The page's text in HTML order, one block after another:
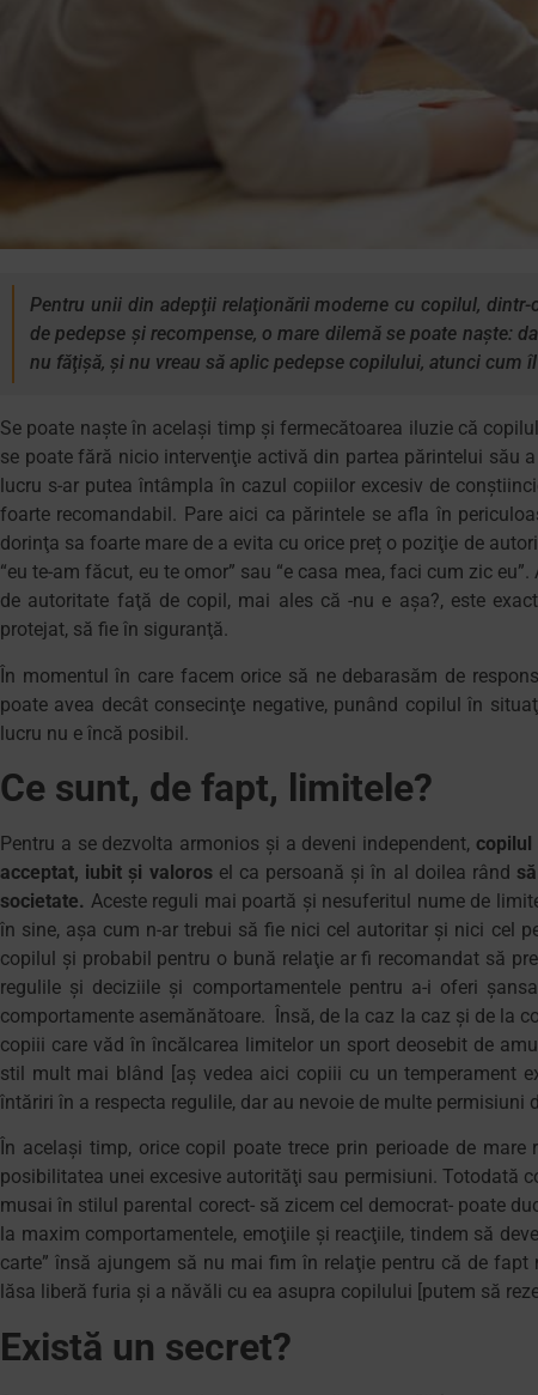
Pentru unii din adepţii relaţionării moderne cu copilul,
de pedepse şi recompense, o mare dilemă se poate naşte:
nu făţişă, şi nu vreau să aplic pedepse copilului, atunci cum
Se poate naşte în acelaşi timp şi fermecătoarea iluzie că
se poate fără nicio intervenţie activă din partea părintelui său
lucru s-ar putea întâmpla în cazul copiilor excesiv de
foarte recomandabil. Pare aici ca părintele se afla în
dorinţa sa foarte mare de a evita cu orice preț o poziţie de
“eu te-am făcut, eu te omor” sau “e casa mea, faci cum zic
de autoritate faţă de copil, mai ales că -nu e aşa?, este
protejat, să fie în siguranţă.
În momentul în care facem orice să ne debarasăm de
poate avea decât consecinţe negative, punând copilul în
lucru nu e încă posibil.
Ce sunt, de fapt, limitele?
Pentru a se dezvolta armonios şi a deveni independent,copilul
acceptat, iubit şi valorosel ca persoană şi în al doilea rând
societate. Aceste reguli mai poartă şi nesuferitul nume de
în sine, aşa cum n-ar trebui să fie nici cel autoritar şi nici cel
copilul şi probabil pentru o bună relaţie ar fi recomandat să
regulile şi deciziile şi comportamentele pentru a-i oferi
comportamente asemănătoare. Însă, de la caz la caz şi de la
copiii care văd în încălcarea limitelor un sport deosebit de
stil mult mai blând [aş vedea aici copiii cu un temperament
întăriri în a respecta regulile, dar au nevoie de multe permisiuni
În acelaşi timp, orice copil poate trece prin perioade de
posibilitatea unei excesive autorităţi sau permisiuni. Totodată
musai în stilul parental corect- să zicem cel democrat- poate
la maxim comportamentele, emoţiile şi reacţiile, tindem să
carte” însă ajungem să nu mai fim în relaţie pentru că de
lăsa liberă furia şi a năvăli cu ea asupra copilului [putem să
Există un secret?